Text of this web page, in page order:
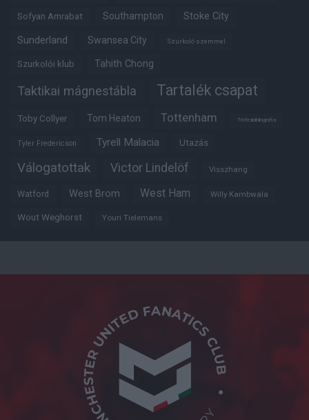
Sofyan Amrabat Southampton Stoke City
Sunderland Swansea City Szurkoló szemmel
Szurkolói klub Tahith Chong
Taktikai mágnestábla Tartalék csapat
Toby Collyer Tom Heaton Tottenham Trófeabibliográfia
Tyler Fredericson Tyrell Malacia Utazás
Válogatottak Victor Lindelöf Visszhang
Watford West Brom West Ham Willy Kambwala
Wout Weghorst Youri Tielemans